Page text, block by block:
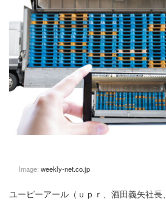
Image: weekly-net.co.jp
ユーピーアール（ｕｐｒ、酒田義矢社長